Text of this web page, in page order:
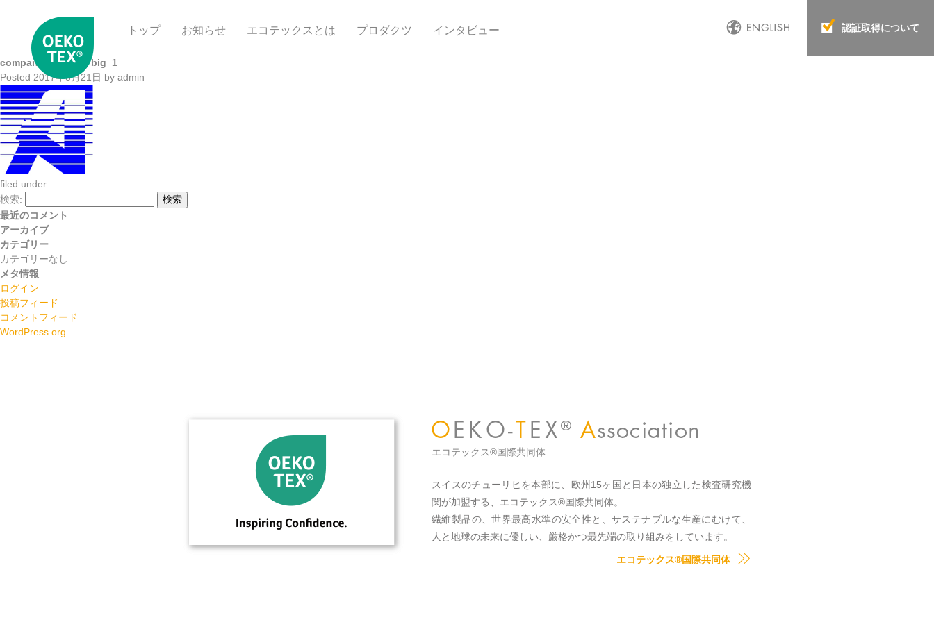
トップ お知らせ エコテックスとは プロダクツ インタビュー 認証取得について
company_logo_t5_big_1
Posted 2017年8月21日 by admin
filed under:
検索:
検索
最近のコメント
アーカイブ
カテゴリー
カテゴリーなし
メタ情報
ログイン
投稿フィード
コメントフィード
WordPress.org
エコテックス®国際共同体
スイスのチューリヒを本部に、欧州15ヶ国と日本の独立した検査研究機
関が加盟する、エコテックス®国際共同体。
繊維製品の、世界最高水準の安全性と、サステナブルな生産にむけて、
人と地球の未来に優しい、厳格かつ最先端の取り組みをしています。
エコテックス®国際共同体